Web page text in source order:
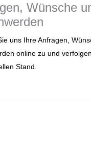
Wünsche
uns Ihre Anfragen,
online zu und
Stand.